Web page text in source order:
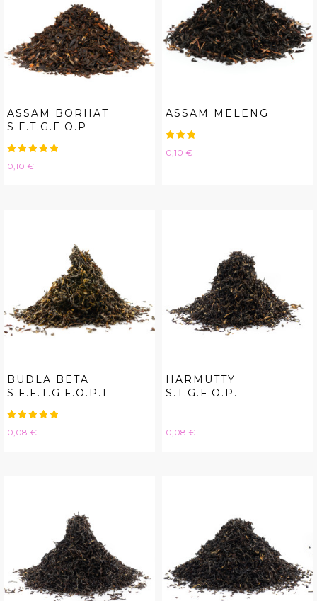
ASSAM BORHAT
S.F.T.G.F.O.P
Hinta
0,10 €
ASSAM MELENG
Hinta
0,10 €
BUDLA BETA
S.F.F.T.G.F.O.P.1
Hinta
0,08 €
HARMUTTY
S.T.G.F.O.P.
Hinta
0,08 €